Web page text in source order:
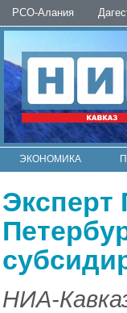
РСО-Алания
ЭКОНОМИКА
Эксперт
НИА-